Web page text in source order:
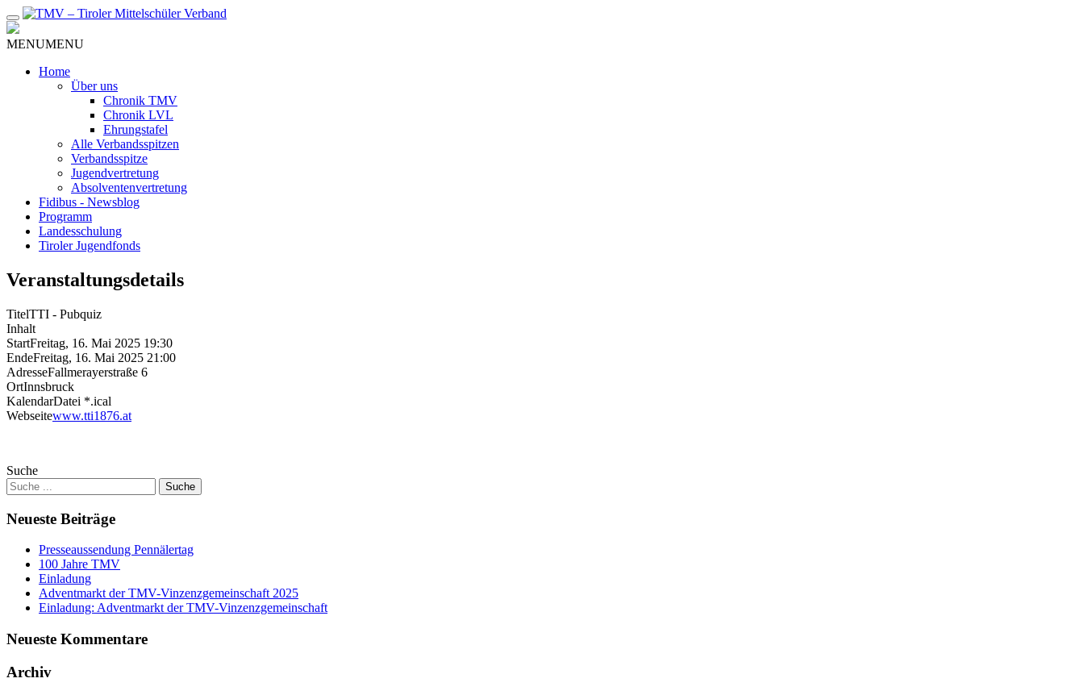
Zum
Inhalt
MENUMENU
Home
Über uns
Chronik TMV
Chronik LVL
Ehrungstafel
Alle Verbandsspitzen
Verbandsspitze
Jugendvertretung
Absolventenvertretung
Fidibus - Newsblog
Programm
Landesschulung
Tiroler Jugendfonds
Veranstaltungsdetails
TitelTTI - Pubquiz
Inhalt
StartFreitag, 16. Mai 2025 19:30
EndeFreitag, 16. Mai 2025 21:00
AdresseFallmerayerstraße 6
OrtInnsbruck
KalendarDatei *.ical
Webseitewww.tti1876.at
Suche
Neueste Beiträge
Presseaussendung Pennälertag
100 Jahre TMV
Einladung
Adventmarkt der TMV-Vinzenzgemeinschaft 2025
Einladung: Adventmarkt der TMV-Vinzenzgemeinschaft
Neueste Kommentare
Archiv